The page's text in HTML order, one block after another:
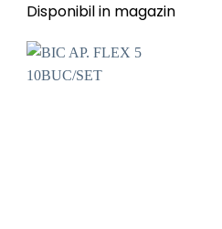
Disponibil in magazin